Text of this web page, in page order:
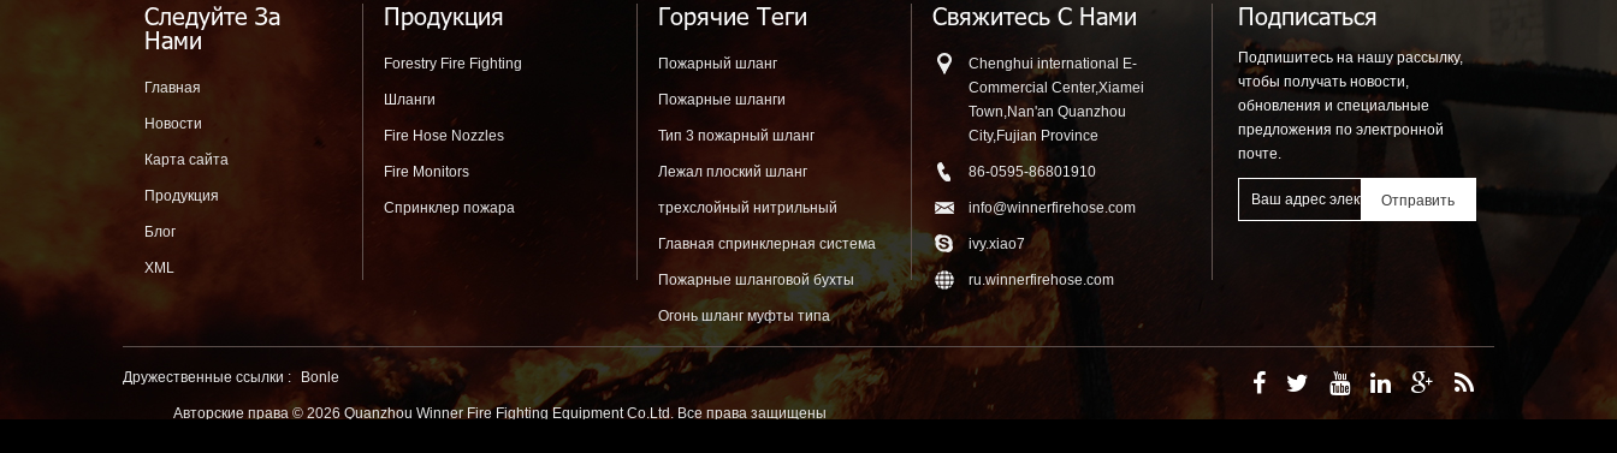
Следуйте За
Нами
Главная
Новости
Карта сайта
Продукция
Блог
XML
Продукция
Forestry Fire Fighting
Шланги
Fire Hose Nozzles
Fire Monitors
Спринклер пожара
Горячие Теги
Пожарный шланг
Пожарные шланги
Тип 3 пожарный шланг
Лежал плоский шланг
трехслойный нитрильный
Главная спринклерная система
Пожарные шланговой бухты
Огонь шланг муфты типа
Свяжитесь С Нами
Chenghui international E-
Commercial Center,Xiamei
Town,Nan'an Quanzhou
City,Fujian Province
86-0595-86801910
info@winnerfirehose.com
ivy.xiao7
ru.winnerfirehose.com
Подписаться
Подпишитесь на нашу рассылку,
чтобы получать новости,
обновления и специальные
предложения по электронной
почте.
Дружественные ссылки : Bonle
Авторские права © 2026 Quanzhou Winner Fire Fighting Equipment Co.Ltd. Все права защищены